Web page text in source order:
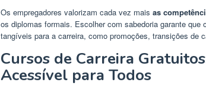
Os empregadores valorizam cada vez mais as
os diplomas formais. Escolher com sabedoria garante
tangíveis para a carreira, como promoções, transições de
Cursos de Carreira
Acessível para Todos